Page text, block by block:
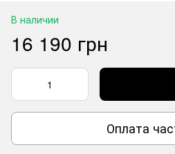
В наличии
16 190 грн
Оплата